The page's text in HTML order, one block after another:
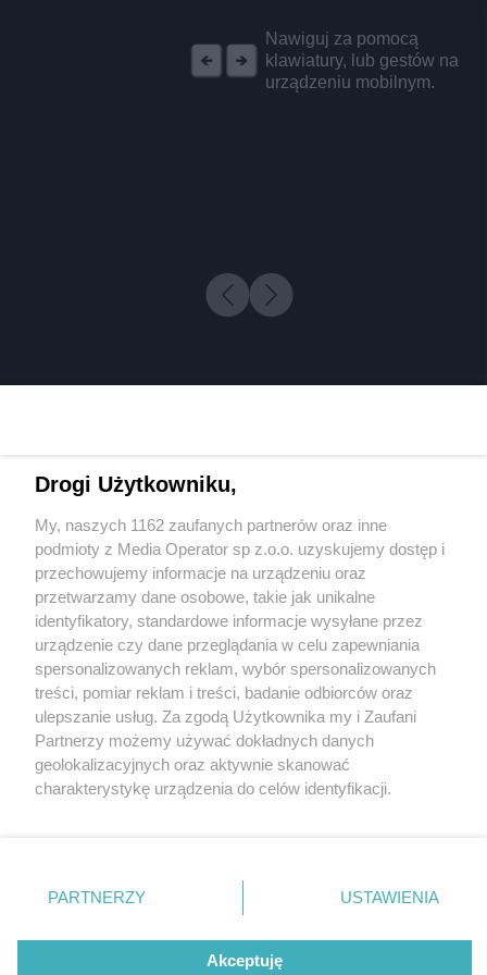
Nawiguj za pomocą
klawiatury, lub gestów na
urządzeniu mobilnym.
3 / 0
Wydawca mediów lokalnych
Nie zapomnij
zapoznać się z:
polityką prywatności
Twojemiasto
Piekary Śląskie
Chorzów
Tarnowskie Góry
Gliwice
Skontakuj sięz nami
Kontakt
Redakcja
Newsletter
Drogi Użytkowniku,
My, naszych 1162 zaufanych partnerów oraz inne
podmioty z Media Operator sp z.o.o. uzyskujemy dostęp i
przechowujemy informacje na urządzeniu oraz
przetwarzamy dane osobowe, takie jak unikalne
identyfikatory, standardowe informacje wysyłane przez
urządzenie czy dane przeglądania w celu zapewniania
spersonalizowanych reklam, wybór spersonalizowanych
treści, pomiar reklam i treści, badanie odbiorców oraz
ulepszanie usług. Za zgodą Użytkownika my i Zaufani
Partnerzy możemy używać dokładnych danych
geolokalizacyjnych oraz aktywnie skanować
charakterystykę urządzenia do celów identyfikacji.
zmienić/wycofać klikając przycisk ustawień prywatności
znajdujący się w lewym dolnym rogu strony
rodzaje przetwarzania danych nie wymagają zgody
użytkownika, ale masz prawo sprzeciwić się takiemu
PARTNERZY USTAWIENIA
Akceptuję